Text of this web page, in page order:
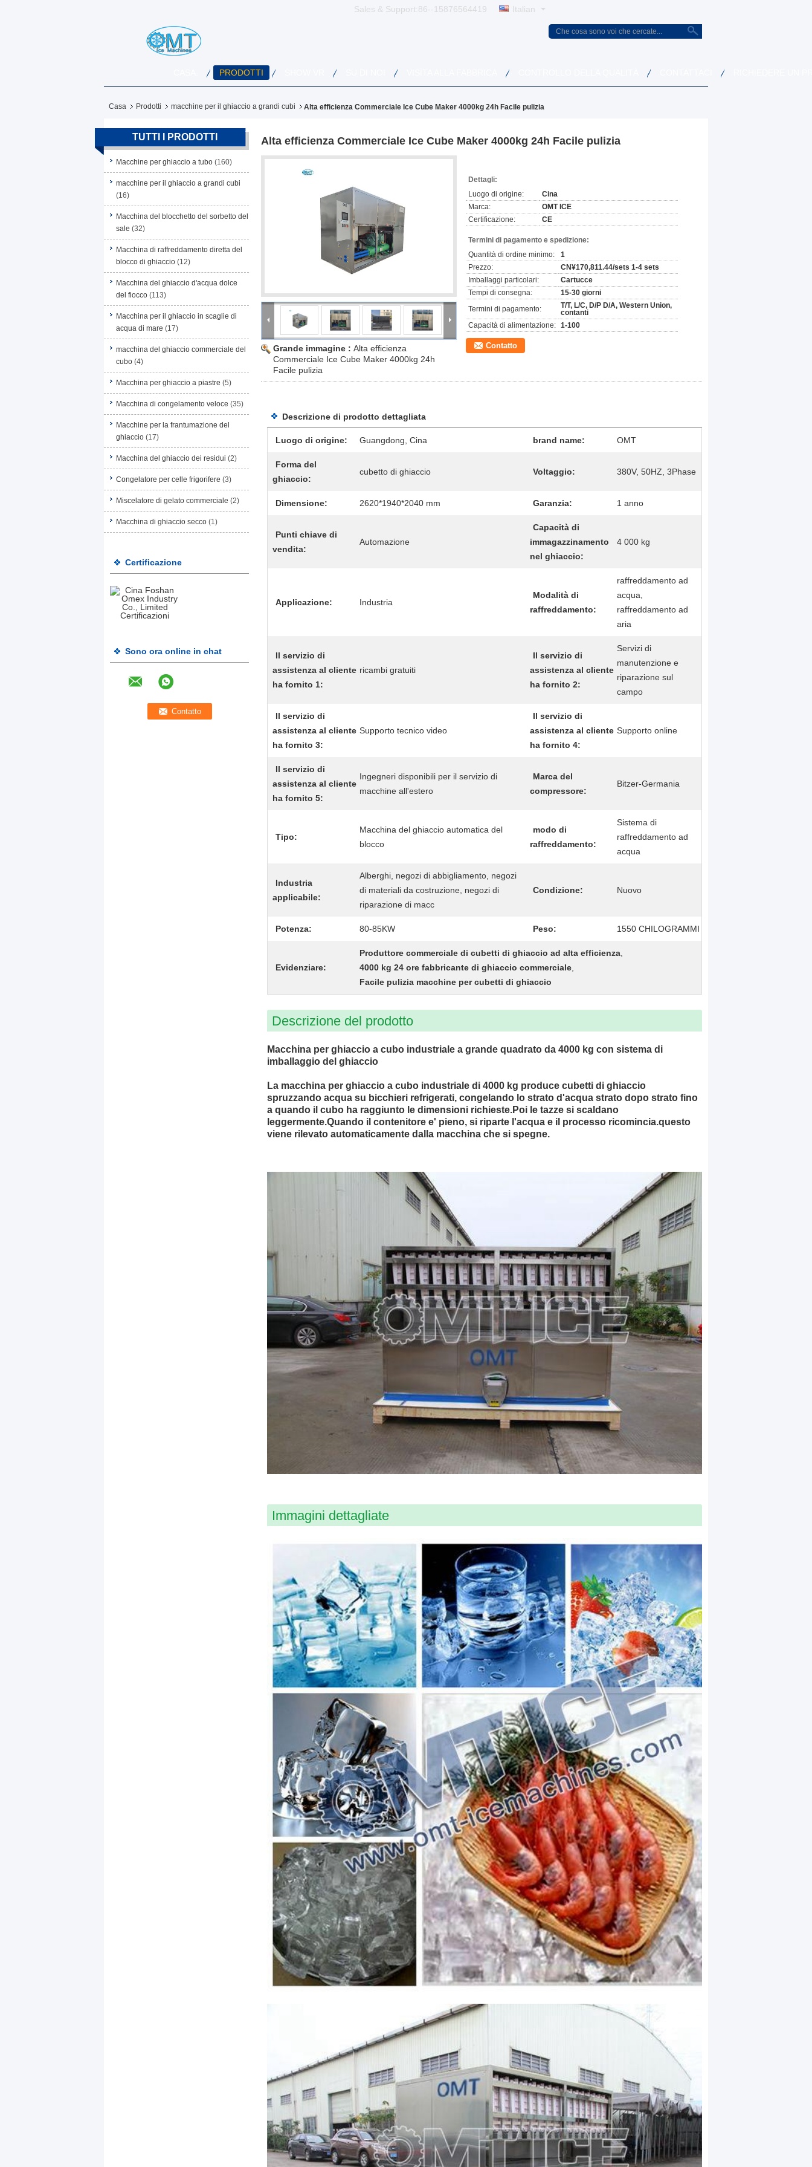
Sales & Support: 86--15876564419 Italian
PRODOTTI
Casa Prodotti macchine per il ghiaccio a grandi cubi Alta efficienza Commerciale Ice Cube Maker 4000kg 24h Facile pulizia
TUTTI I PRODOTTI
Macchine per ghiaccio a tubo (160)
macchine per il ghiaccio a grandi cubi
(16)
Macchina del blocchetto del sorbetto del
sale (32)
Macchina di raffreddamento diretta del
blocco di ghiaccio (12)
Macchina del ghiaccio d'acqua dolce
del fiocco (113)
Macchina per il ghiaccio in scaglie di
acqua di mare (17)
macchina del ghiaccio commerciale del
cubo (4)
Macchina per ghiaccio a piastre (5)
Macchina di congelamento veloce (35)
Macchine per la frantumazione del
ghiaccio (17)
Macchina del ghiaccio dei residui (2)
Congelatore per celle frigorifere (3)
Miscelatore di gelato commerciale (2)
Macchina di ghiaccio secco (1)
Certificazione
Sono ora online in chat
Alta efficienza Commerciale Ice Cube Maker 4000kg 24h Facile pulizia
Grande immagine : Alta efficienza
Commerciale Ice Cube Maker 4000kg 24h
Facile pulizia
Dettagli:
Luogo di origine:
Cina
Marca:
OMT ICE
Certificazione:
CE
Termini di pagamento e spedizione:
Quantità di ordine minimo:
1
Prezzo:
CN¥170,811.44/sets 1-4 sets
Imballaggi particolari:
Cartucce
Tempi di consegna:
15-30 giorni
Termini di pagamento:
T/T, L/C, D/P D/A, Western Union,
contanti
Capacità di alimentazione: 1-100
Contatto
Descrizione di prodotto dettagliata
Luogo di origine: Guangdong, Cina brand name: OMT
Forma del
ghiaccio:
cubetto di ghiaccio Voltaggio: 380V, 50HZ, 3Phase
Dimensione: 2620*1940*2040 mm Garanzia: 1 anno
Punti chiave di
vendita:
Automazione
Capacità di
immagazzinamento
nel ghiaccio:
4 000 kg
Applicazione: Industria
Modalità di
raffreddamento:
raffreddamento ad
acqua,
raffreddamento ad
aria
Il servizio di
assistenza al cliente
ha fornito 1:
ricambi gratuiti
Il servizio di
assistenza al cliente
ha fornito 2:
Servizi di
manutenzione e
riparazione sul
campo
Il servizio di
assistenza al cliente
ha fornito 3:
Supporto tecnico video
Il servizio di
assistenza al cliente
ha fornito 4:
Supporto online
Il servizio di
assistenza al cliente
ha fornito 5:
Ingegneri disponibili per il servizio di
macchine all'estero
Marca del
compressore:
Bitzer-Germania
Tipo:
Macchina del ghiaccio automatica del
blocco
modo di
raffreddamento:
Sistema di
raffreddamento ad
acqua
Industria
applicabile:
Alberghi, negozi di abbigliamento, negozi
di materiali da costruzione, negozi di
riparazione di macc
Condizione: Nuovo
Potenza: 80-85KW Peso: 1550 CHILOGRAMMI
Evidenziare:
Produttore commerciale di cubetti di ghiaccio ad alta efficienza
4000 kg 24 ore fabbricante di ghiaccio commerciale
Facile pulizia macchine per cubetti di ghiaccio
Descrizione del prodotto
Macchina per ghiaccio a cubo industriale a grande quadrato da 4000 kg con sistema di
imballaggio del ghiaccio
La macchina per ghiaccio a cubo industriale di 4000 kg produce cubetti di ghiaccio
spruzzando acqua su bicchieri refrigerati, congelando lo strato d'acqua strato dopo strato fino
a quando il cubo ha raggiunto le dimensioni richieste.Poi le tazze si scaldano
leggermente.Quando il contenitore e' pieno, si riparte l'acqua e il processo ricomincia.questo
viene rilevato automaticamente dalla macchina che si spegne.
Immagini dettagliate